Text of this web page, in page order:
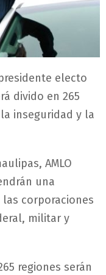
electo
divido en 265
inseguridad y la
AMLO
una
corporaciones
militar y
regiones serán